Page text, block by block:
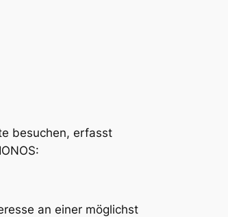
besuchen, erfasst
an einer möglichst